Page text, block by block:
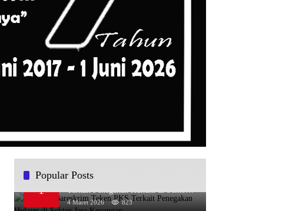
Popular Posts
1
OJK dan Bareskrim Teken PKS
Jasa Keuangan
4 Maret 2026 823